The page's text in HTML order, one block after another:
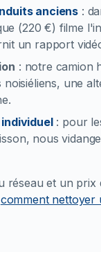
anciens :
(220 €) filme
un rapport
: notre camion
une
: pour
nous
réseau et un
comment nettoyer